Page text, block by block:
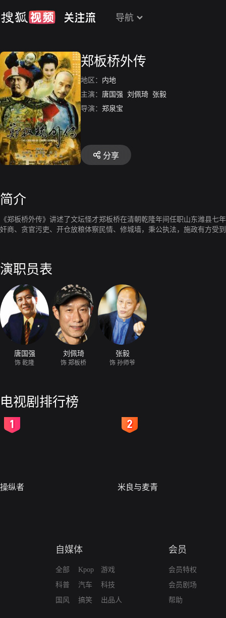
导航
郑板桥外传
地区： 内地
主演： 唐国强 刘佩琦 张毅
导演： 郑泉宝
分享
简介
《郑板桥外传》讲述了文坛怪才郑板桥在清朝乾隆年间任职山东潍县
奸商、贪官污吏、开仓放粮体察民情、修城墙，秉公执法，施政有方受
演职员表
唐国强
饰 乾隆
刘佩琦
饰 郑板桥
张毅
饰 孙师爷
电视剧排行榜
操纵者 米良与麦青
自媒体
全部
科普
国风
Kpop
汽车
搞笑
游戏
科技
出品人
会员
会员特权
会员剧场
帮助